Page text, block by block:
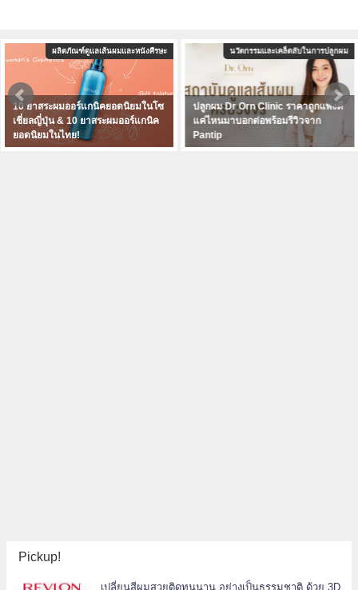
ผลิตภัณฑ์ดูแลเส้นผมและหนังศีรษะ
10 ยาสระผมออร์แกนิคยอดนิยมในโซ
เชี่ยลญี่ปุ่น & 10 ยาสระผมออร์แกนิค
ยอดนิยมในไทย!
นวัตกรรมและเคล็ดลับในการปลูกผม
ปลูกผม Dr Orn Clinic ราคาถูกแพงดี
แค่ไหนมาบอกต่อพร้อมรีวิวจาก
Pantip
Pickup!
เปลี่ยนสีผมสวยติดทนนาน อย่างเป็นธรรมชาติ ด้วย 3D